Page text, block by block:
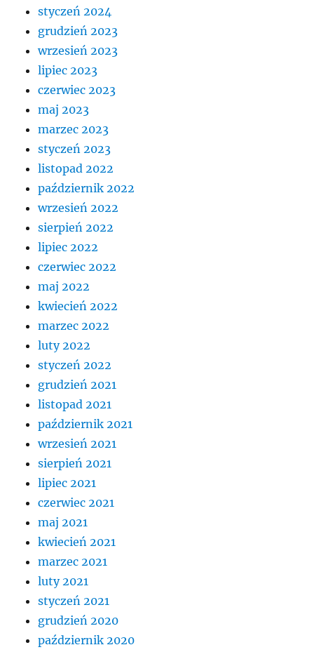
styczeń 2024
grudzień 2023
wrzesień 2023
lipiec 2023
czerwiec 2023
maj 2023
marzec 2023
styczeń 2023
listopad 2022
październik 2022
wrzesień 2022
sierpień 2022
lipiec 2022
czerwiec 2022
maj 2022
kwiecień 2022
marzec 2022
luty 2022
styczeń 2022
grudzień 2021
listopad 2021
październik 2021
wrzesień 2021
sierpień 2021
lipiec 2021
czerwiec 2021
maj 2021
kwiecień 2021
marzec 2021
luty 2021
styczeń 2021
grudzień 2020
październik 2020